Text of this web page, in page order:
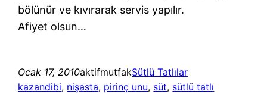
bölünür ve kıvırarak servis yapılır.
Afiyet olsun…
Ocak 17, 2010aktifmutfakSütlü Tatlılar
kazandibi, nişasta, pirinç unu, süt, sütlü tatlı